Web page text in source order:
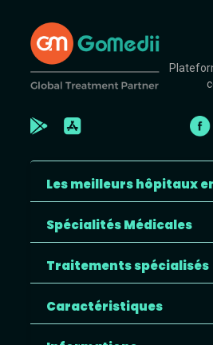
Les meilleurs hôpitaux
Spécialités Médicales
Traitements spécialisés
Caractéristiques